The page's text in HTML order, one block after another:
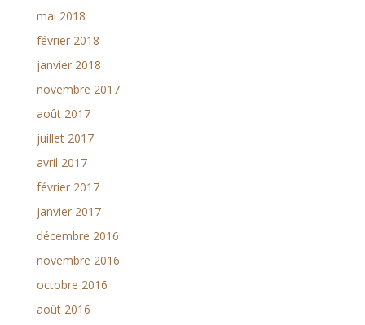
mai 2018
février 2018
janvier 2018
novembre 2017
août 2017
juillet 2017
avril 2017
février 2017
janvier 2017
décembre 2016
novembre 2016
octobre 2016
août 2016